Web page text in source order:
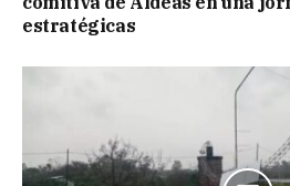
estratégicas